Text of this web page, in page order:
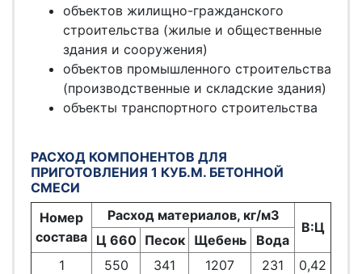
объектов жилищно-гражданского
строительства (жилые и общественные
здания и сооружения)
объектов промышленного строительства
(производственные и складские здания)
объекты транспортного строительства
РАСХОД КОМПОНЕНТОВ ДЛЯ
ПРИГОТОВЛЕНИЯ 1 КУБ.М. БЕТОННОЙ
СМЕСИ
Номер
состава
Расход материалов, кг/м3
В:Ц
Ц 660 Песок Щебень
Вода
1
550 341 1207 231
0,42